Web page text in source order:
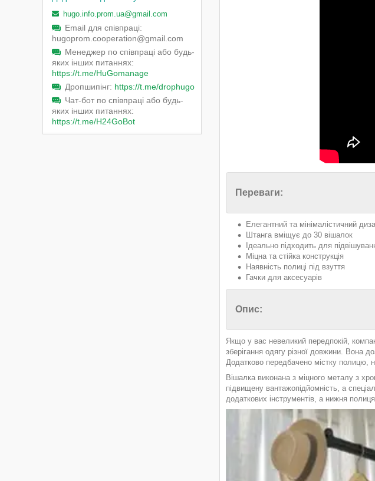
Переваги:
Елегантний та мінімалістичний
Штанга вміщує до 30 вішалок
Ідеально підходить для
Міцна та стійка конструкція
Наявність полиці під взуття
Гачки для аксесуарів
Опис:
Якщо у вас невеликий передпокій,
зберігання одягу різної довжини. Вона
Додатково передбачено містку полицю,
Вішалка виконана з міцного металу з
підвищену вантажопідйомність, а
додаткових інструментів, а нижня
hugo.info.prom.ua@gmail.com
Email для співпраці
hugoprom.cooperation@gmail.com
Менеджер по співпраці або будь-
яких інших питаннях
https://t.me/HuGomanage
Дропшипінг https://t.me/drophugo
Чат-бот по співпраці або будь-
яких інших питаннях
https://t.me/H24GoBot